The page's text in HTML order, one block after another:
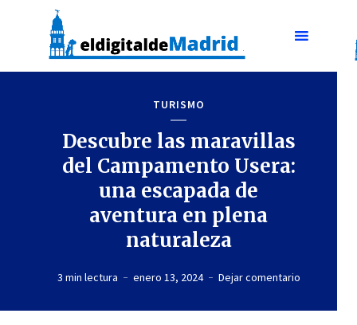
TURISMO
Descubre las maravillas
del Campamento Usera:
una escapada de
aventura en plena
naturaleza
3 min lectura enero 13, 2024 Dejar comentario